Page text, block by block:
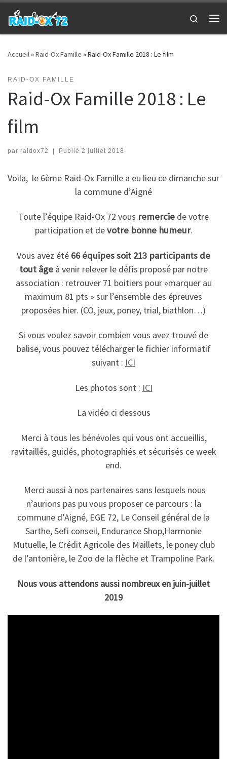
Passer au contenu
Search
Accueil»Raid-Ox Famille »Raid-Ox Famille 2018 : Le film
RAID-OX FAMILLE
Raid-Ox Famille 2018 : Le
film
par raidox72 | Publié 2 juillet 2018
Voila, le 6ème Raid-Ox Famille a eu lieu ce dimanche sur
la commune d’Aigné
Toute l’équipe Raid-Ox 72 vous remercie de votre
participation et devotre bonne humeur.
Vous avez été 66 équipes soit 213 participants de
tout âge à venir relever le défis proposé par notre
association : retrouver 71 boitiers pour »marquer au
maximum 81 pts » sur l’ensemble des épreuves
proposées hier. (CO, jeux, poney, trial, biathlon…)
Si vous voulez savoir combien vous avez trouvé de
balise, vous pouvez télécharger le fichier informatif
suivant : ICI
Les photos sont : ICI
La vidéo ci dessous
Merci à tous les bénévoles qui vous ont accueillis,
ravitaillés, guidés, photographiés et sécurisés ce week
end.
Merci aussi à nos partenaires sans lesquels nous
n’aurions pas pu vous proposer ce parcours : la
commune d’Aigné, EGE 72, Le Conseil général de la
Sarthe, Sefi conseil, Endurance Shop,Harmonie
Mutuelle, le Crédit Agricole des Maillets, le poney club
de l’antonière, le Zoo de la flèche et Trampoline Park.
Nous vous attendons aussi nombreux en juin-juillet
2019